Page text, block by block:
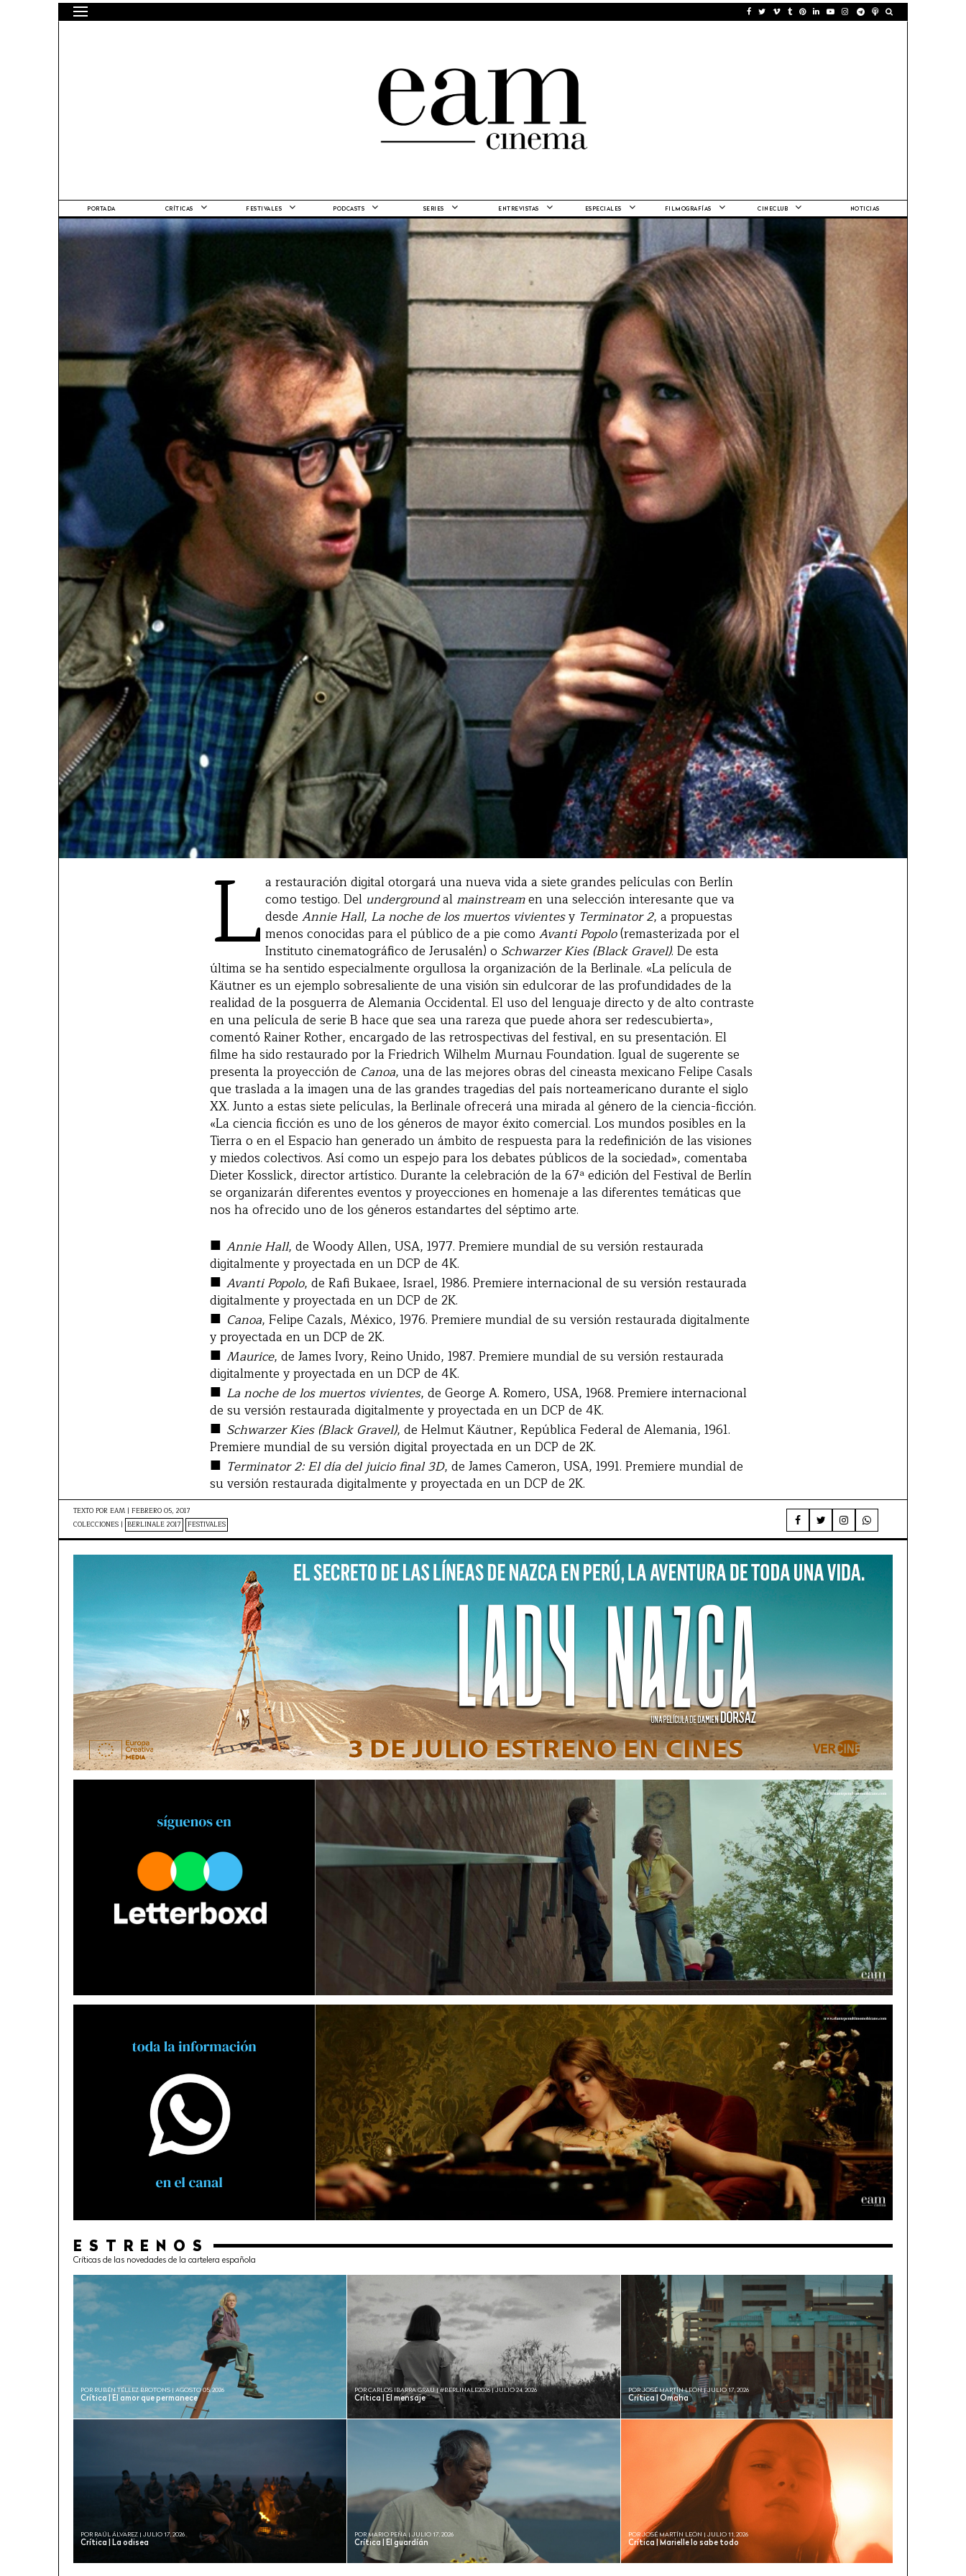
PORTADA CRÍTICAS FESTIVALES PODCASTS SERIES ENTREVISTAS ESPECIALES FILMOGRAFÍAS CINECLUB NOTICIAS
L a restauración digital otorgará una nueva vida a siete grandes películas con Berlín
como testigo. Del undergroundal mainstreamen una selección interesante que va
desde Annie Hall, La noche de los muertos vivientesy Terminator 2, a propuestas
menos conocidas para el público de a pie como Avanti Popolo(remasterizada por el
Instituto cinematográfico de Jerusalén) o Schwarzer Kies (Black Gravel). De esta
última se ha sentido especialmente orgullosa la organización de la Berlinale. «La película de
Käutner es un ejemplo sobresaliente de una visión sin edulcorar de las profundidades de la
realidad de la posguerra de Alemania Occidental. El uso del lenguaje directo y de alto contraste
en una película de serie B hace que sea una rareza que puede ahora ser redescubierta»,
comentó Rainer Rother, encargado de las retrospectivas del festival, en su presentación. El
filme ha sido restaurado por la Friedrich Wilhelm Murnau Foundation. Igual de sugerente se
presenta la proyección de Canoa, una de las mejores obras del cineasta mexicano Felipe Casals
que traslada a la imagen una de las grandes tragedias del país norteamericano durante el siglo
XX. Junto a estas siete películas, la Berlinale ofrecerá una mirada al género de la ciencia-ficción.
«La ciencia ficción es uno de los géneros de mayor éxito comercial. Los mundos posibles en la
Tierra o en el Espacio han generado un ámbito de respuesta para la redefinición de las visiones
y miedos colectivos. Así como un espejo para los debates públicos de la sociedad», comentaba
Dieter Kosslick, director artístico. Durante la celebración de la 67ª edición del Festival de Berlín
se organizarán diferentes eventos y proyecciones en homenaje a las diferentes temáticas que
nos ha ofrecido uno de los géneros estandartes del séptimo arte.
■ Annie Hall, de Woody Allen, USA, 1977. Premiere mundial de su versión restaurada
digitalmente y proyectada en un DCP de 4K.
■ Avanti Popolo, de Rafi Bukaee, Israel, 1986. Premiere internacional de su versión restaurada
digitalmente y proyectada en un DCP de 2K.
■ Canoa, Felipe Cazals, México, 1976. Premiere mundial de su versión restaurada digitalmente
y proyectada en un DCP de 2K.
■ Maurice, de James Ivory, Reino Unido, 1987. Premiere mundial de su versión restaurada
digitalmente y proyectada en un DCP de 4K.
■ La noche de los muertos vivientes, de George A. Romero, USA, 1968. Premiere internacional
de su versión restaurada digitalmente y proyectada en un DCP de 4K.
■ Schwarzer Kies (Black Gravel), de Helmut Käutner, República Federal de Alemania, 1961.
Premiere mundial de su versión digital proyectada en un DCP de 2K.
■ Terminator 2: El día del juicio final 3D, de James Cameron, USA, 1991. Premiere mundial de
su versión restaurada digitalmente y proyectada en un DCP de 2K.
TEXTO POR EAM | FEBRERO 05, 2017
COLECCIONES | BERLINALE 2017 FESTIVALES
ESTRENOS
Críticas de las novedades de la cartelera española
Crítica | El amor que permanece
POR RUBÉN TÉLLEZ BROTONS | AGOSTO 05, 2026
Crítica | El mensaje
POR CARLOS IBARRA GRAU | #BERLINALE2026 | JULIO 24, 2026
Crítica | Omaha
POR JOSÉ MARTÍN LEÓN | JULIO 17, 2026
Crítica | La odisea
POR RAÚL ÁLVAREZ | JULIO 17, 2026
Crítica | El guardíán
POR MARIO PEÑA | JULIO 17, 2026
Crítica | Marielle lo sabe todo
POR JOSÉ MARTÍN LEÓN | JULIO 11, 2026